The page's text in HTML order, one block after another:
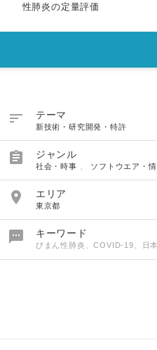
性肺炎の定量評価
 テーマ
新技術・研究開発・特許
 ジャンル
社会・時事 ソフトウエア・
 エリア
東京都
 キーワード
びまん性肺炎、COVID-19、日